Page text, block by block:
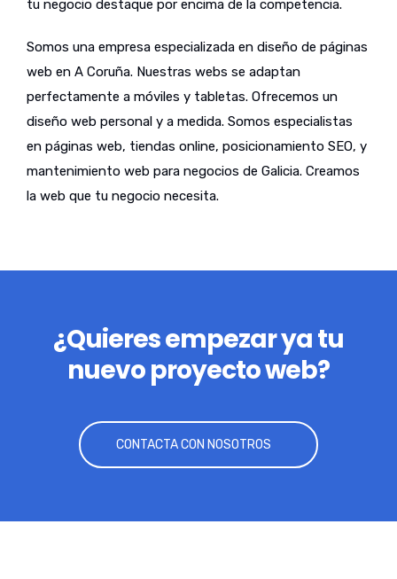
tu negocio destaque por encima de la competencia.
Somos una empresa especializada en diseño de páginas
web en A Coruña. Nuestras webs se adaptan
perfectamente a móviles y tabletas. Ofrecemos un
diseño web personal y a medida. Somos especialistas
en páginas web, tiendas online, posicionamiento SEO, y
mantenimiento web para negocios de Galicia. Creamos
la web que tu negocio necesita.
¿Quieres empezar ya tu
nuevo proyecto web?
CONTACTA CON NOSOTROS